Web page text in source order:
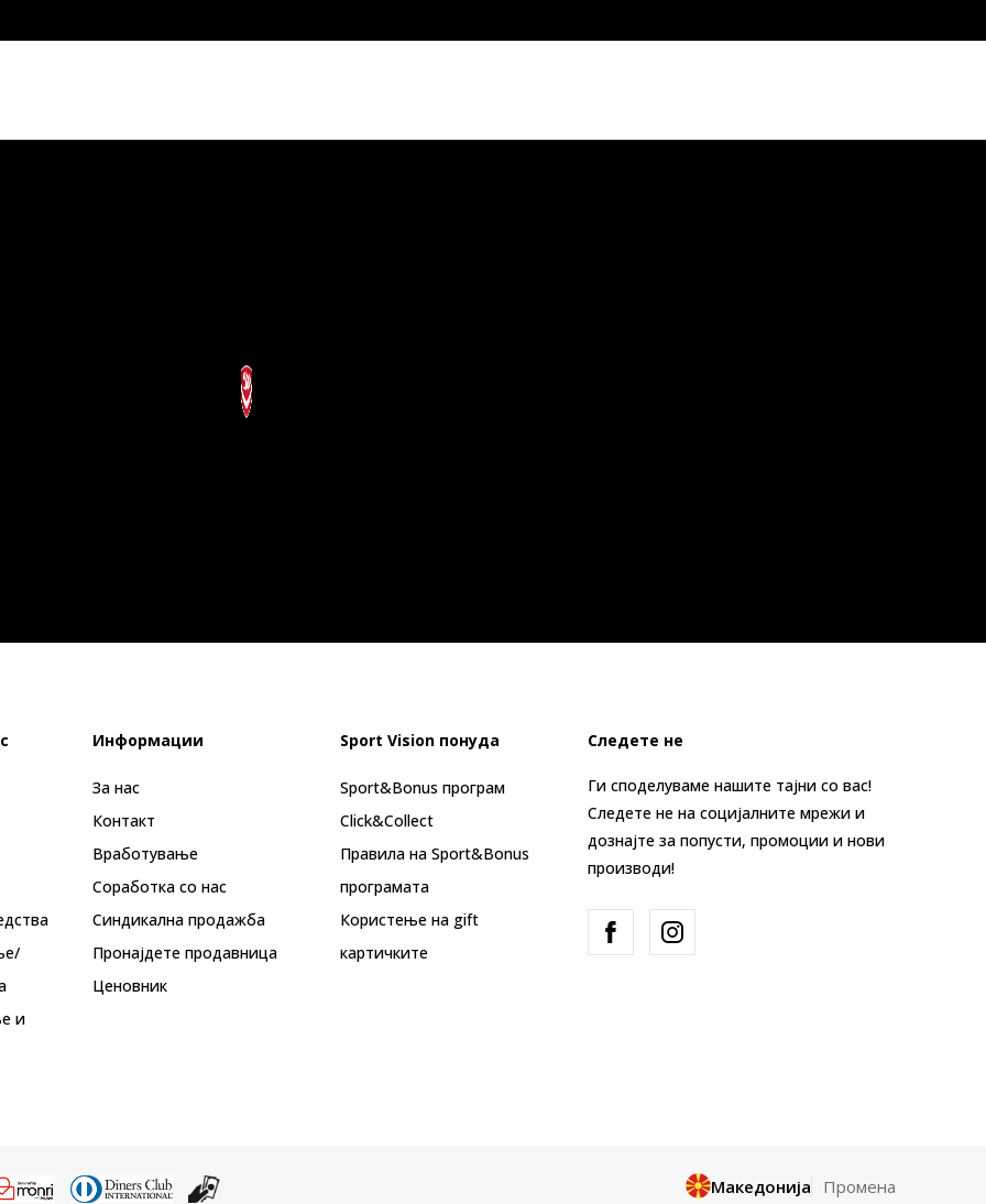
и
Информации
За нас
Контакт
Вработување
Соработка со нас
Синдикална продажба
Пронајдете продавница
Ценовник
Sport Vision понуда
Sport&Bonus програм
Click&Collect
Правила на Sport&Bonus
програмата
Користење на gift
картичките
Следете не
Ги споделуваме нашите тајни со вас!
Следете не на социјалните мрежи и
дознајте за попусти, промоции и нови
производи!
Македонија Промена